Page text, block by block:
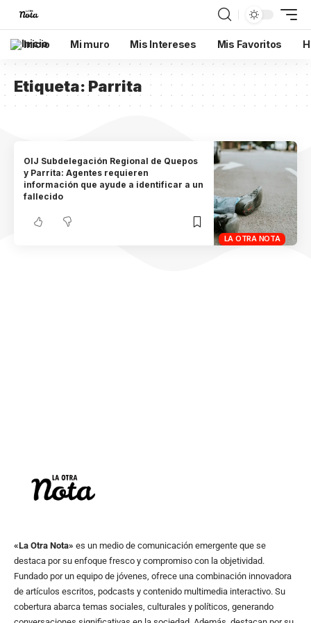
Inicio Mi muro Mis Intereses Mis Favoritos
Etiqueta:Parrita
LA OTRA NOTA
OIJ Subdelegación Regional de Quepos
y Parrita: Agentes requieren
información que ayude a identificar a un
fallecido
«La Otra Nota» es un medio de comunicación emergente que se
destaca por su enfoque fresco y compromiso con la objetividad.
Fundado por un equipo de jóvenes, ofrece una combinación innovadora
de artículos escritos, podcasts y contenido multimedia interactivo. Su
cobertura abarca temas sociales, culturales y políticos, generando